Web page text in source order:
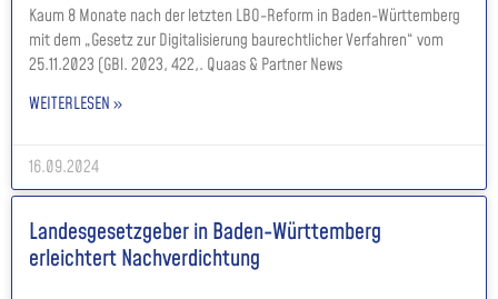
Kaum 8 Monate nach der letzten LBO-Reform in Baden-Württemberg
mit dem „Gesetz zur Digitalisierung baurechtlicher Verfahren“ vom
25.11.2023 (GBl. 2023, 422,. Quaas & Partner News
WEITERLESEN »
16.09.2024
Landesgesetzgeber in Baden-Württemberg
erleichtert Nachverdichtung